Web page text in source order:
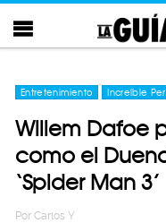
Entretenimiento Increíble
Willem Dafoe
como el
‘Spider Man 3’
Por Carlos Y